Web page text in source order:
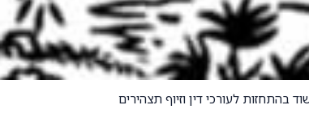
בהתחזות לעורכי דין וזיוף תצהירים